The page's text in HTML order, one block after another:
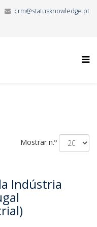
crm@statusknowledge.pt
Mostrar n.º
Indústria